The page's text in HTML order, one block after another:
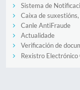
Sistema de
Caixa de
Canle AntiFraude
Actualidade
Verificación de
Rexistro Electrónico